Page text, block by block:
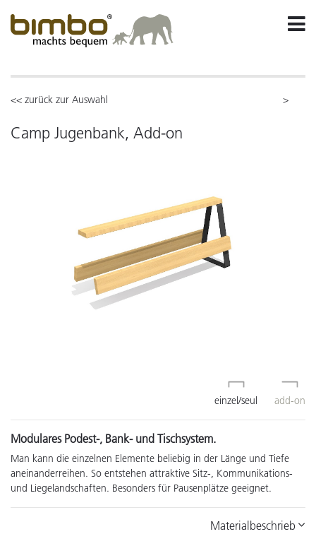
<< zurück zur Auswahl >
Camp Jugenbank, Add-on
einzel/seul add-on
Modulares Podest-, Bank- und Tischsystem.
Man kann die einzelnen Elemente beliebig in der Länge und Tiefe
aneinanderreihen. So entstehen attraktive Sitz-, Kommunikations-
und Liegelandschaften. Besonders für Pausenplätze geeignet.
Materialbeschrieb